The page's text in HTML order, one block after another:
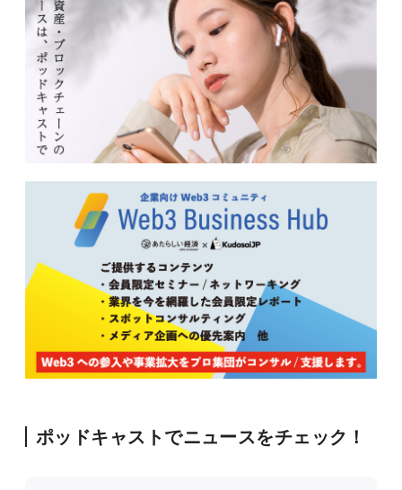
ポッドキャストでニュースをチェック！